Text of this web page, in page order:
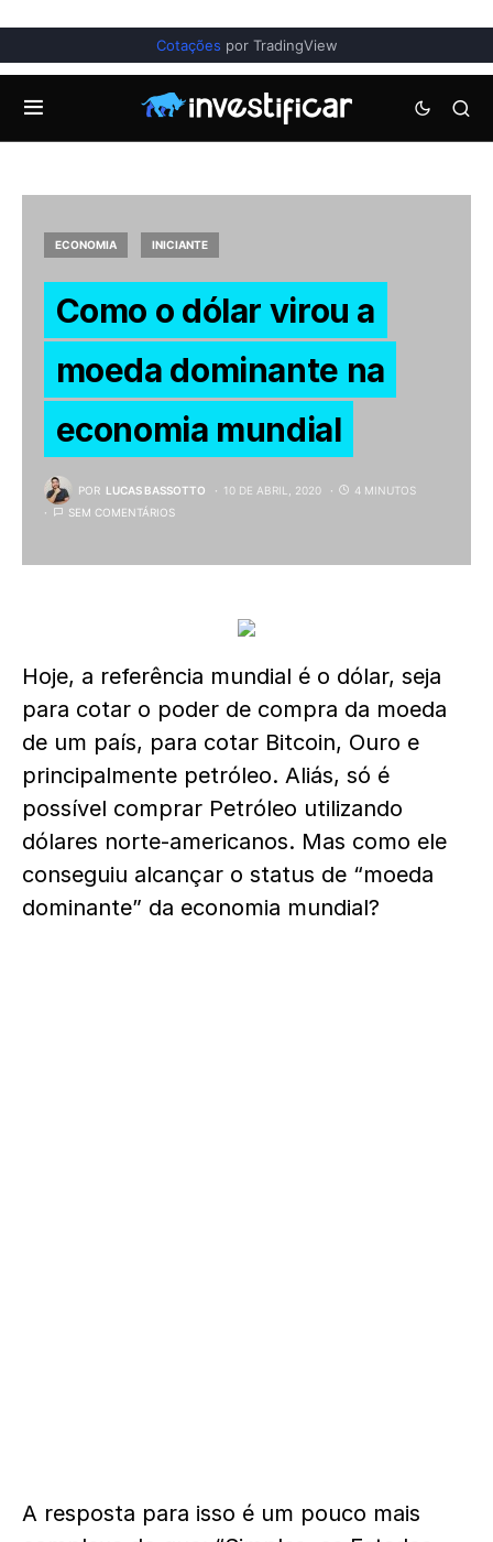
Cotações por TradingView
ECONOMIA INICIANTE
Como o dólar virou a
moeda dominante na
economia mundial
POR LUCAS BASSOTTO 10 DE ABRIL, 2020
4 MINUTOS
SEM COMENTÁRIOS
Hoje, a referência mundial é o dólar, seja
para cotar o poder de compra da moeda
de um país, para cotar Bitcoin, Ouro e
principalmente petróleo. Aliás, só é
possível comprar Petróleo utilizando
dólares norte-americanos. Mas como ele
conseguiu alcançar o status de “moeda
dominante” da economia mundial?
A resposta para isso é um pouco mais